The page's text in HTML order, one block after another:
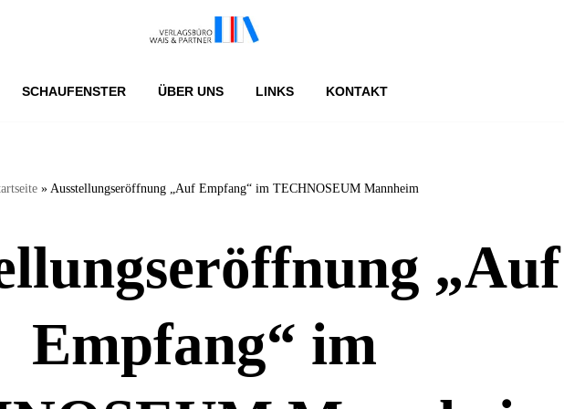
SCHAUFENSTER ÜBER UNS LINKS KONTAKT
» Ausstellungseröffnung „Auf Empfang“ im TECHNOSEUM Mannheim
„Auf
Empfang“ im